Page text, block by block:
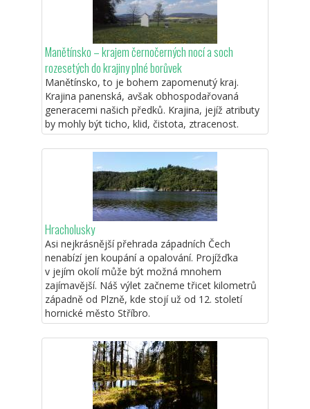
Manětínsko – krajem černočerných nocí a soch
rozesetých do krajiny plné borůvek
Manětínsko, to je bohem zapomenutý kraj.
Krajina panenská, avšak obhospodařovaná
generacemi našich předků. Krajina, jejíž atributy
by mohly být ticho, klid, čistota, ztracenost.
Hracholusky
Asi nejkrásnější přehrada západních Čech
nenabízí jen koupání a opalování. Projížďka
v jejím okolí může být možná mnohem
zajímavější. Náš výlet začneme třicet kilometrů
západně od Plzně, kde stojí už od 12. století
hornické město Stříbro.